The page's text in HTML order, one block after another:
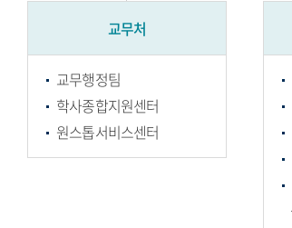
교무처
교무행정팀
학사종합지원센터
원스톱서비스센터